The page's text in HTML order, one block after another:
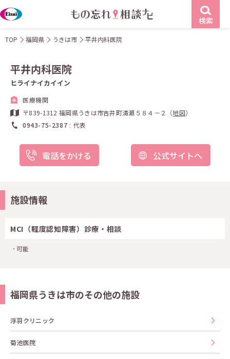
検索
TOP 福岡県 うきは市 平井内科医院
平井内科医院
ヒライナイカイイン
医療機関
〒839-1312 福岡県うきは市吉井町清瀬５８４－２（地図）
0943-75-2387
代表
電話をかける 公式サイトへ
施設情報
MCI（軽度認知障害）診療・相談
可能
福岡県うきは市のその他の施設
浮羽クリニック
菊池医院